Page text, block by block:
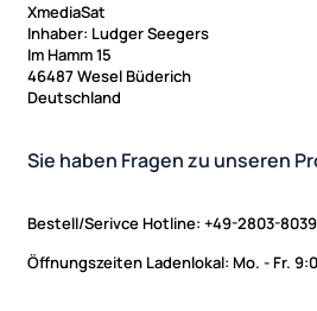
XmediaSat
Inhaber: Ludger Seegers
Im Hamm 15
46487 Wesel Büderich
Deutschland
Sie haben Fragen zu unseren
Bestell/Serivce Hotline: +49-2803-
Öffnungszeiten Ladenlokal: Mo. - Fr.